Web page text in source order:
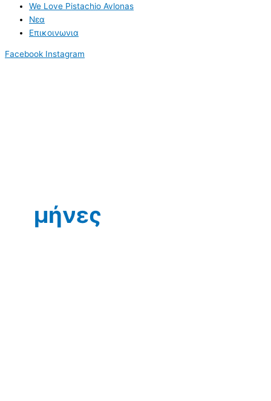
We Love Pistachio Avlonas
Νεα
Επικοινωνια
Facebook Instagram
μήνες